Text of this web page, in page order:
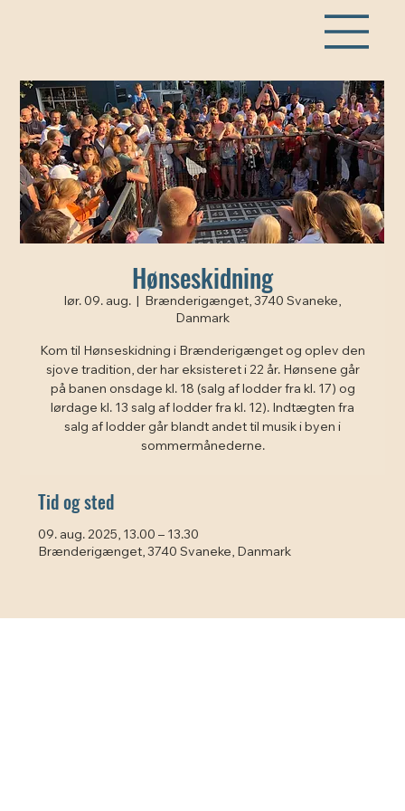
Hønseskidning
lør. 09. aug.
Brænderigænget, 3740 Svaneke,
Danmark
Kom til Hønseskidning i Brænderigænget og oplev den
sjove tradition, der har eksisteret i 22 år. Hønsene går
på banen onsdage kl. 18 (salg af lodder fra kl. 17) og
lørdage kl. 13 salg af lodder fra kl. 12). Indtægten fra
salg af lodder går blandt andet til musik i byen i
sommermånederne.
Tid og sted
09. aug. 2025, 13.00 – 13.30
Brænderigænget, 3740 Svaneke, Danmark